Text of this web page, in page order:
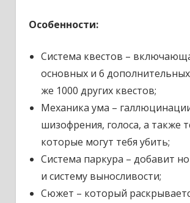
Особенности:
Система квестов –
основных и 6 дополнительных
же 1000 других квестов;
Механика ума –
шизофрения, голоса, а также
которые могут тебя убить;
Система паркура – добавит
и систему выносливости;
Сюжет – который